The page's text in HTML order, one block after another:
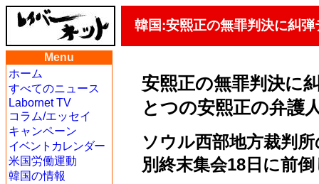
韓国:安熙正の無罪判決に糾弾
Menu
ホーム
すべてのニュース
Labornet TV
コラム/エッセイ
キャンペーン
イベントカレンダー
米国労働運動
韓国の情報
安熙正の無罪判決に
とつの安熙正の弁護
ソウル西部地方裁判
別終末集会18日に前